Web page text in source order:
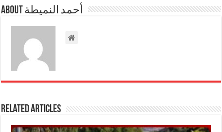
About أحمد النميطة
Related Articles